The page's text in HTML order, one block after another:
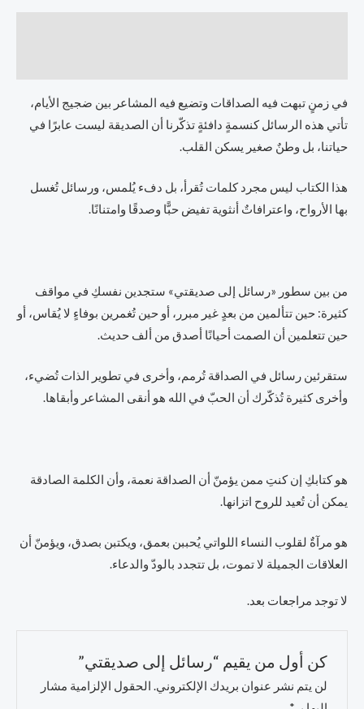
في زمنٍ تبهت فيه الصداقات وتضيع فيه المشاعر بين ضجيج الأيام،
تأتي هذه الرسائل كنسمةٍ دافئةٍ تذكّرنا أن الصديقة ليست عابرًا في
حياتنا، بل وطنٌ صغير يسكن القلب.
هذا الكتاب ليس مجرد كلمات تُقرأ، بل دفء يُلمس، ورسائل تُغسل
بها الأرواح، واعترافاتٌ أنثوية تفيض حبًّا وصدقًا وامتنانًا.
من بين سطور «رسائل إلى صديقتي» ستجدين نفسكِ في مواقف
كثيرة: حين تتألمين من بعدٍ غير مبرر، أو حين تُغمرين بوفاءٍ لا يُقاس، أو
حين تتعلمين أن الصمت أحيانًا أصدق من ألف حديث.
ستقرئين رسائل في الصداقة تُرمم، وأخرى في تطوير الذات تُضيء،
وأخرى كثيرة تُذكّرك أن الحبّ في الله هو أنقى المشاعر وأبقاها.
هو كتابكِ إن كنتِ ممن يؤمنّ أن الصداقة نعمة، وأن الكلمة الصادقة
يمكن أن تُعيد للروح اتزانها.
هو مرآةٌ لقلوب النساء اللواتي يُحببن بعمق، ويكتبن بصدق، ويؤمنّ أن
العلاقات الجميلة لا تموت، بل تتجدد بالودّ والدعاء.
لا توجد مراجعات بعد.
كن أول من يقيم “رسائل إلى صديقتي”
لن يتم نشر عنوان بريدك الإلكتروني. الحقول الإلزامية مشار